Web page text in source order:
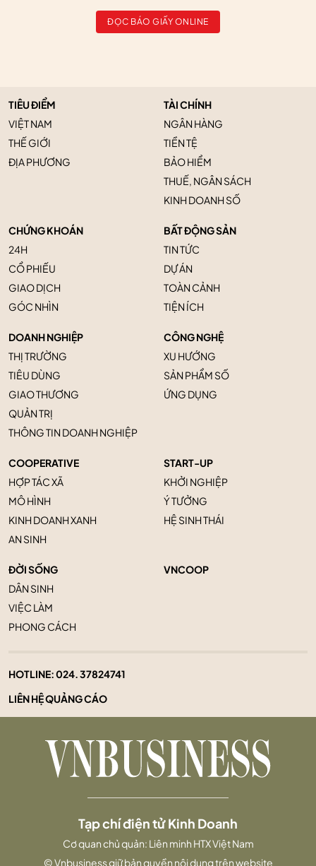
ĐỌC BÁO GIẤY ONLINE
TIÊU ĐIỂM
VIỆT NAM
THẾ GIỚI
ĐỊA PHƯƠNG
TÀI CHÍNH
NGÂN HÀNG
TIỀN TỆ
BẢO HIỂM
THUẾ, NGÂN SÁCH
KINH DOANH SỐ
CHỨNG KHOÁN
24H
CỔ PHIẾU
GIAO DỊCH
GÓC NHÌN
BẤT ĐỘNG SẢN
TIN TỨC
DỰ ÁN
TOÀN CẢNH
TIỆN ÍCH
DOANH NGHIỆP
THỊ TRƯỜNG
TIÊU DÙNG
GIAO THƯƠNG
QUẢN TRỊ
THÔNG TIN DOANH NGHIỆP
CÔNG NGHỆ
XU HƯỚNG
SẢN PHẨM SỐ
ỨNG DỤNG
COOPERATIVE
HỢP TÁC XÃ
MÔ HÌNH
KINH DOANH XANH
AN SINH
START-UP
KHỞI NGHIỆP
Ý TƯỞNG
HỆ SINH THÁI
ĐỜI SỐNG
DÂN SINH
VIỆC LÀM
PHONG CÁCH
VNCOOP
HOTLINE:024. 37824741
LIÊN HỆ QUẢNG CÁO
Tạp chí điện tử Kinh Doanh
Cơ quan chủ quản: Liên minh HTX Việt Nam
© Vnbusiness giữ bản quyền nội dung trên website